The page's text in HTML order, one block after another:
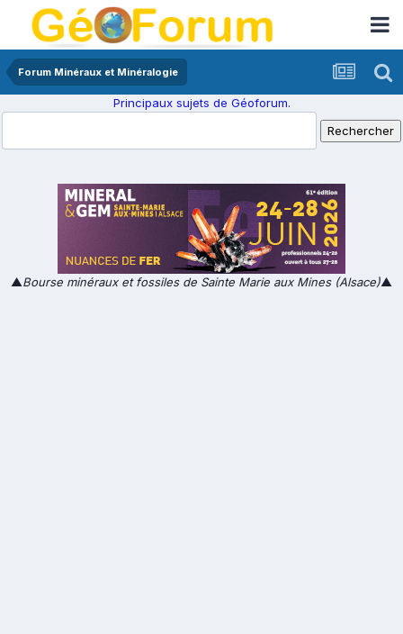
Forum Minéraux et Minéralogie
Principaux sujets de Géoforum.
▲Bourse minéraux et fossiles de Sainte Marie aux Mines (Alsace)▲